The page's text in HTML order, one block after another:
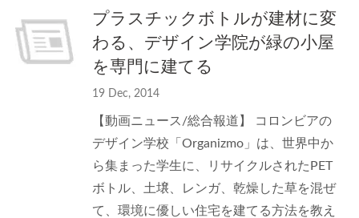
プラスチックボトルが建材に変
わる、デザイン学院が緑の小屋
を専門に建てる
19 Dec, 2014
【動画ニュース/総合報道】 コロンビアの
デザイン学校「Organizmo」は、世界中か
ら集まった学生に、リサイクルされたPET
ボトル、土壌、レンガ、乾燥した草を混ぜ
て、環境に優しい住宅を建てる方法を教え